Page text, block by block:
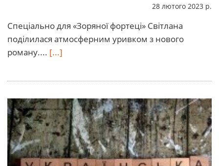
28 лютого 2023 р.
Спеціально для «Зоряної фортеці» Світлана
поділилася атмосферним уривком з нового
роману.... [...]